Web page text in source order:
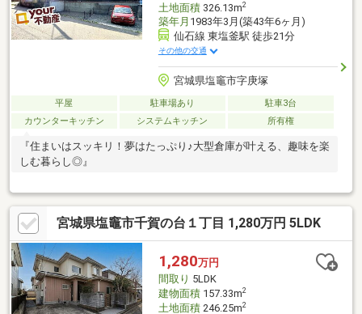
土地面積326.13m2
築年月 1983年3月(築43年6ヶ月)
仙石線 東塩釜駅 徒歩21分
その他の交通
宮城県塩竈市字庚塚
平屋 駐車場あり
駐車3台
カウンターキッチン
システムキッチン 所有権
『住まいはスッキリ！夢はたっぷり♪大型倉庫が叶える、趣味を楽
しむ暮らし◎』
宮城県塩竈市千賀の台１丁目 1,280万円 5LDK
1,280万円
間取り 5LDK
建物面積157.33m2
土地面積246.25m2